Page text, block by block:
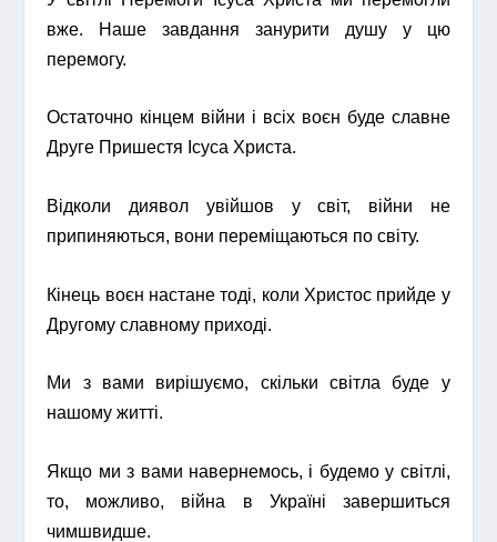
вже. Наше завдання занурити душу у цю
перемогу.
Остаточно кінцем війни і всіх воєн буде славне
Друге Пришестя Ісуса Христа.
Відколи диявол увійшов у світ, війни не
припиняються, вони переміщаються по світу.
Кінець воєн настане тоді, коли Христос прийде у
Другому славному приході.
Ми з вами вирішуємо, скільки світла буде у
нашому житті.
Якщо ми з вами навернемось, і будемо у світлі,
то, можливо, війна в Україні завершиться
чимшвидше.